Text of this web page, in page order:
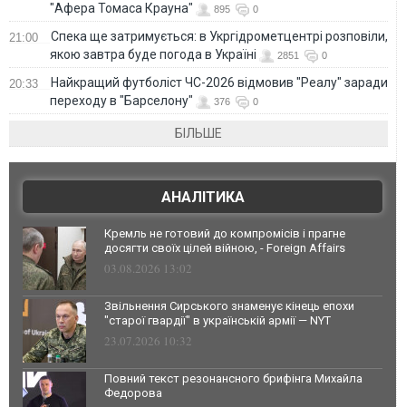
"Афера Томаса Крауна"
895 0
21:00
Спека ще затримується: в Укргідрометцентрі розповіли,
якою завтра буде погода в Україні
2851 0
20:33
Найкращий футболіст ЧС-2026 відмовив "Реалу" заради
переходу в "Барселону"
376 0
БІЛЬШЕ
АНАЛІТИКА
Кремль не готовий до компромісів і прагне
досягти своїх цілей війною, - Foreign Affairs
03.08.2026 13:02
Звільнення Сирського знаменує кінець епохи
"старої гвардії" в українській армії — NYT
23.07.2026 10:32
Повний текст резонансного брифінга Михайла
Федорова